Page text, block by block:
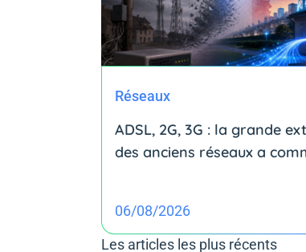
Réseaux
ADSL, 2G, 3G : la grande
des anciens réseaux a
06/08/2026
Les articles les plus récents